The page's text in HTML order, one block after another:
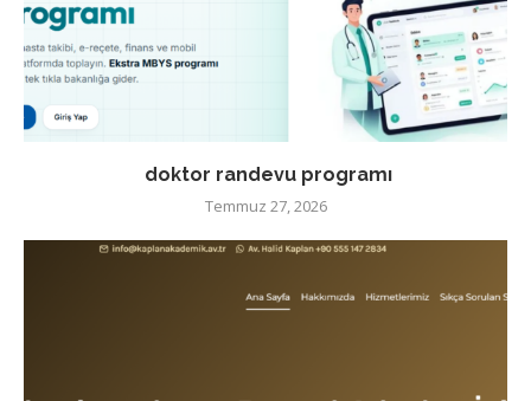
doktor randevu programı
Temmuz 27, 2026